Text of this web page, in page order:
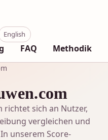
FAQ Methodik
English
sich an Nutzer,
vergleichen und
unserem Score-